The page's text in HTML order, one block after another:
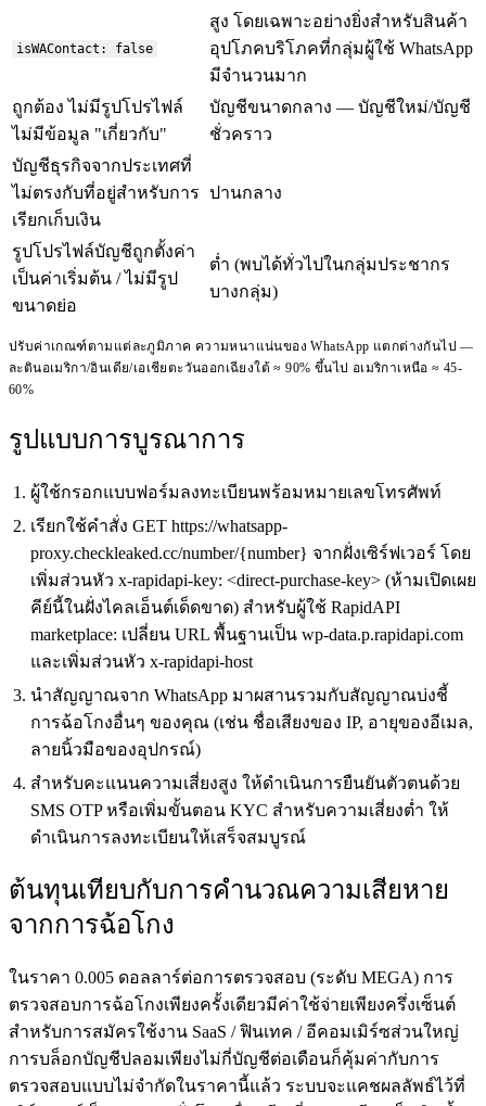
isWAContact: false
สูง โดยเฉพาะอย่างยิ่งสำหรับสินค้า
อุปโภคบริโภคที่กลุ่มผู้ใช้ WhatsApp
มีจำนวนมาก
ถูกต้อง ไม่มีรูปโปรไฟล์
ไม่มีข้อมูล "เกี่ยวกับ"
บัญชีขนาดกลาง — บัญชีใหม่/บัญชี
ชั่วคราว
บัญชีธุรกิจจากประเทศที่
ไม่ตรงกับที่อยู่สำหรับการ
เรียกเก็บเงิน
ปานกลาง
รูปโปรไฟล์บัญชีถูกตั้งค่า
เป็นค่าเริ่มต้น / ไม่มีรูป
ขนาดย่อ
ต่ำ (พบได้ทั่วไปในกลุ่มประชากร
บางกลุ่ม)
ปรับค่าเกณฑ์ตามแต่ละภูมิภาค ความหนาแน่นของ WhatsApp แตกต่างกันไป —
ละตินอเมริกา/อินเดีย/เอเชียตะวันออกเฉียงใต้ ≈ 90% ขึ้นไป อเมริกาเหนือ ≈ 45-
60%
รูปแบบการบูรณาการ
ผู้ใช้กรอกแบบฟอร์มลงทะเบียนพร้อมหมายเลขโทรศัพท์
เรียกใช้คำสั่ง GET https://whatsapp-
proxy.checkleaked.cc/number/{number} จากฝั่งเซิร์ฟเวอร์ โดย
เพิ่มส่วนหัว x-rapidapi-key: <direct-purchase-key> (ห้ามเปิดเผย
คีย์นี้ในฝั่งไคลเอ็นต์เด็ดขาด) สำหรับผู้ใช้ RapidAPI
marketplace: เปลี่ยน URL พื้นฐานเป็น wp-data.p.rapidapi.com
และเพิ่มส่วนหัว x-rapidapi-host
นำสัญญาณจาก WhatsApp มาผสานรวมกับสัญญาณบ่งชี้
การฉ้อโกงอื่นๆ ของคุณ (เช่น ชื่อเสียงของ IP, อายุของอีเมล,
ลายนิ้วมือของอุปกรณ์)
สำหรับคะแนนความเสี่ยงสูง ให้ดำเนินการยืนยันตัวตนด้วย
SMS OTP หรือเพิ่มขั้นตอน KYC สำหรับความเสี่ยงต่ำ ให้
ดำเนินการลงทะเบียนให้เสร็จสมบูรณ์
ต้นทุนเทียบกับการคำนวณความเสียหาย
จากการฉ้อโกง
ในราคา 0.005 ดอลลาร์ต่อการตรวจสอบ (ระดับ MEGA) การ
ตรวจสอบการฉ้อโกงเพียงครั้งเดียวมีค่าใช้จ่ายเพียงครึ่งเซ็นต์
สำหรับการสมัครใช้งาน SaaS / ฟินเทค / อีคอมเมิร์ซส่วนใหญ่
การบล็อกบัญชีปลอมเพียงไม่กี่บัญชีต่อเดือนก็คุ้มค่ากับการ
ตรวจสอบแบบไม่จำกัดในราคานี้แล้ว ระบบจะแคชผลลัพธ์ไว้ที่